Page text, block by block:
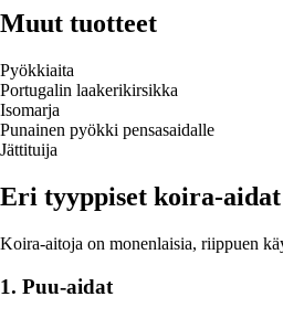
Muut tuotteet
Pyökkiaita
Portugalin laakerikirsikka
Isomarja
Punainen pyökki pensasaidalle
Jättituija
Eri tyyppiset koira-aidat
Koira-aitoja on monenlaisia, riippuen
1. Puu-aidat